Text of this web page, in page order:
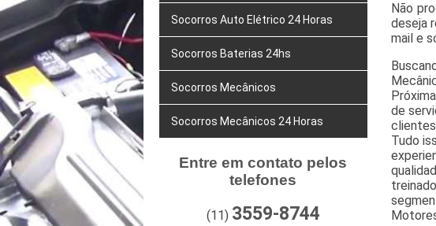
Socorros Auto Elétrico 24 Horas
Socorros Baterias 24hs
Socorros Mecânicos
Socorros Mecânicos 24 Horas
Entre em contato pelos
telefones
(11) 3559-8744
Não
deseja
mail e
de
Tudo